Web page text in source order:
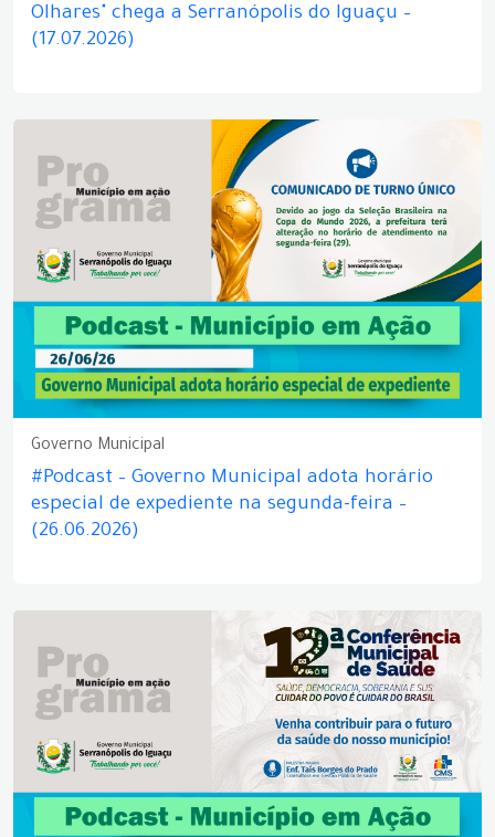
Olhares" chega a Serranópolis do Iguaçu –
(17.07.2026)
Governo Municipal
#Podcast – Governo Municipal adota horário
especial de expediente na segunda-feira –
(26.06.2026)